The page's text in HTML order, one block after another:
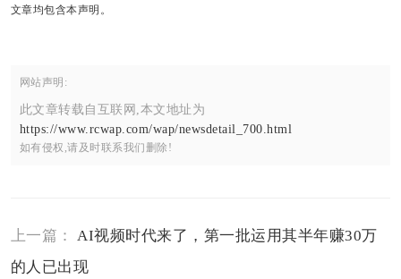
文章均包含本声明。
网站声明:
此文章转载自互联网,本文地址为
https://www.rcwap.com/wap/newsdetail_700.html
如有侵权,请及时联系我们删除!
上一篇： AI视频时代来了，第一批运用其半年赚30万
的人已出现